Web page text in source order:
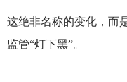
这绝非名称的变化，而
监管“灯下黑”。